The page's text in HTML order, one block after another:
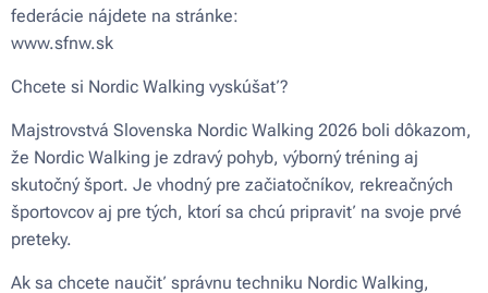
federácie nájdete na stránke:
www.sfnw.sk
Chcete si Nordic Walking vyskúšať?
Majstrovstvá Slovenska Nordic Walking 2026 boli dôkazom,
že Nordic Walking je zdravý pohyb, výborný tréning aj
skutočný šport. Je vhodný pre začiatočníkov, rekreačných
športovcov aj pre tých, ktorí sa chcú pripraviť na svoje prvé
preteky.
Ak sa chcete naučiť správnu techniku Nordic Walking,